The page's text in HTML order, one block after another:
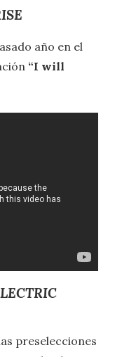
año en el
“I will
preselecciones